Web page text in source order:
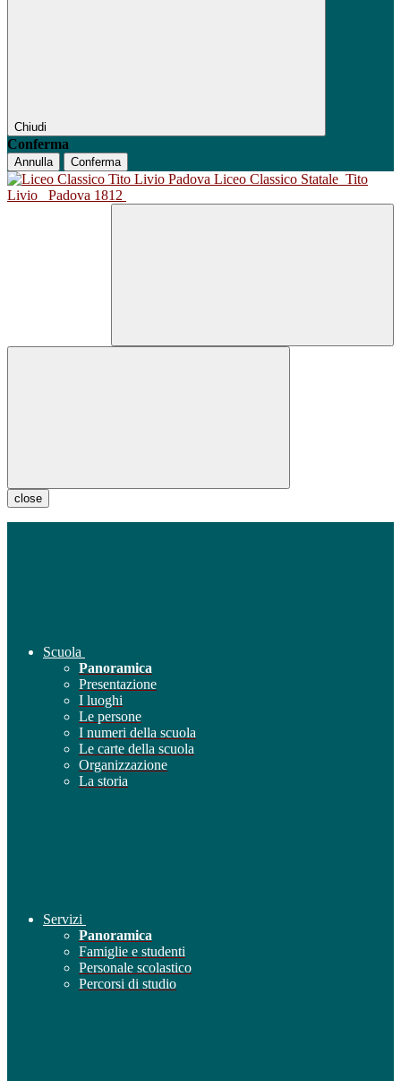
Chiudi
Conferma
Annulla Conferma
Liceo Classico Statale Tito
Livio
Padova 1812
close
Scuola
Panoramica
Presentazione
I luoghi
Le persone
I numeri della scuola
Le carte della scuola
Organizzazione
La storia
Servizi
Panoramica
Famiglie e studenti
Personale scolastico
Percorsi di studio